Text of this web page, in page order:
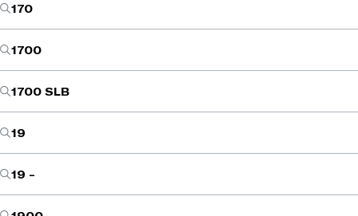
170
1700
1700 SLB
19
19 -